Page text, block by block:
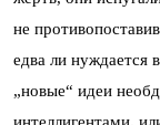
не
едва ли нуждается
„новые“ идеи